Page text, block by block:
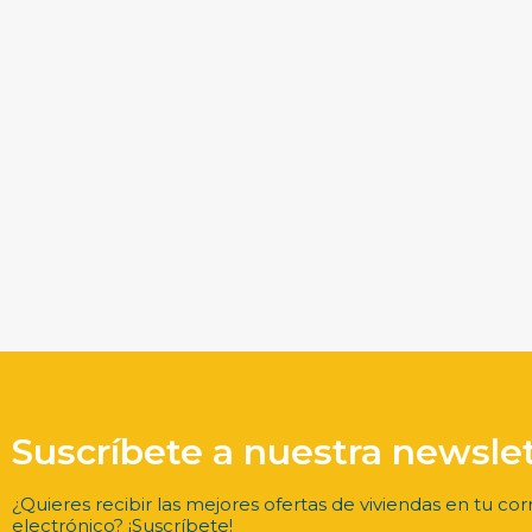
Suscríbete a nuestra
¿Quieres recibir las mejores ofertas de viviendas en tu
electrónico? ¡Suscríbete!